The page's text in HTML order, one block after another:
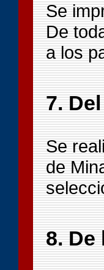
Se
De
a los
7.
Se
de
8.